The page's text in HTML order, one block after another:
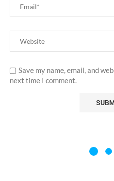
Save my name, email, and
next time I comment.